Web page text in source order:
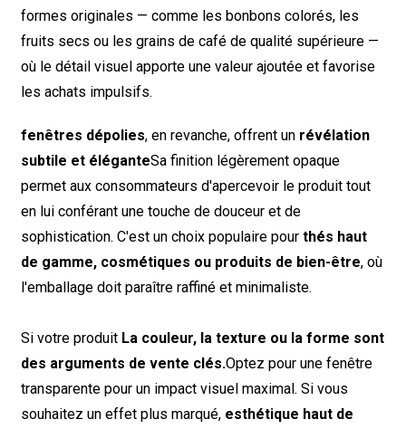
formes originales — comme les bonbons colorés, les
fruits secs ou les grains de café de qualité supérieure —
où le détail visuel apporte une valeur ajoutée et favorise
les achats impulsifs.
fenêtres dépolies, en revanche, offrent un révélation
subtile et éléganteSa finition légèrement opaque
permet aux consommateurs d'apercevoir le produit tout
en lui conférant une touche de douceur et de
sophistication. C'est un choix populaire pour thés haut
de gamme, cosmétiques ou produits de bien-être, où
l'emballage doit paraître raffiné et minimaliste.
Si votre produit La couleur, la texture ou la forme sont
des arguments de vente clés.Optez pour une fenêtre
transparente pour un impact visuel maximal. Si vous
souhaitez un effet plus marqué, esthétique haut de